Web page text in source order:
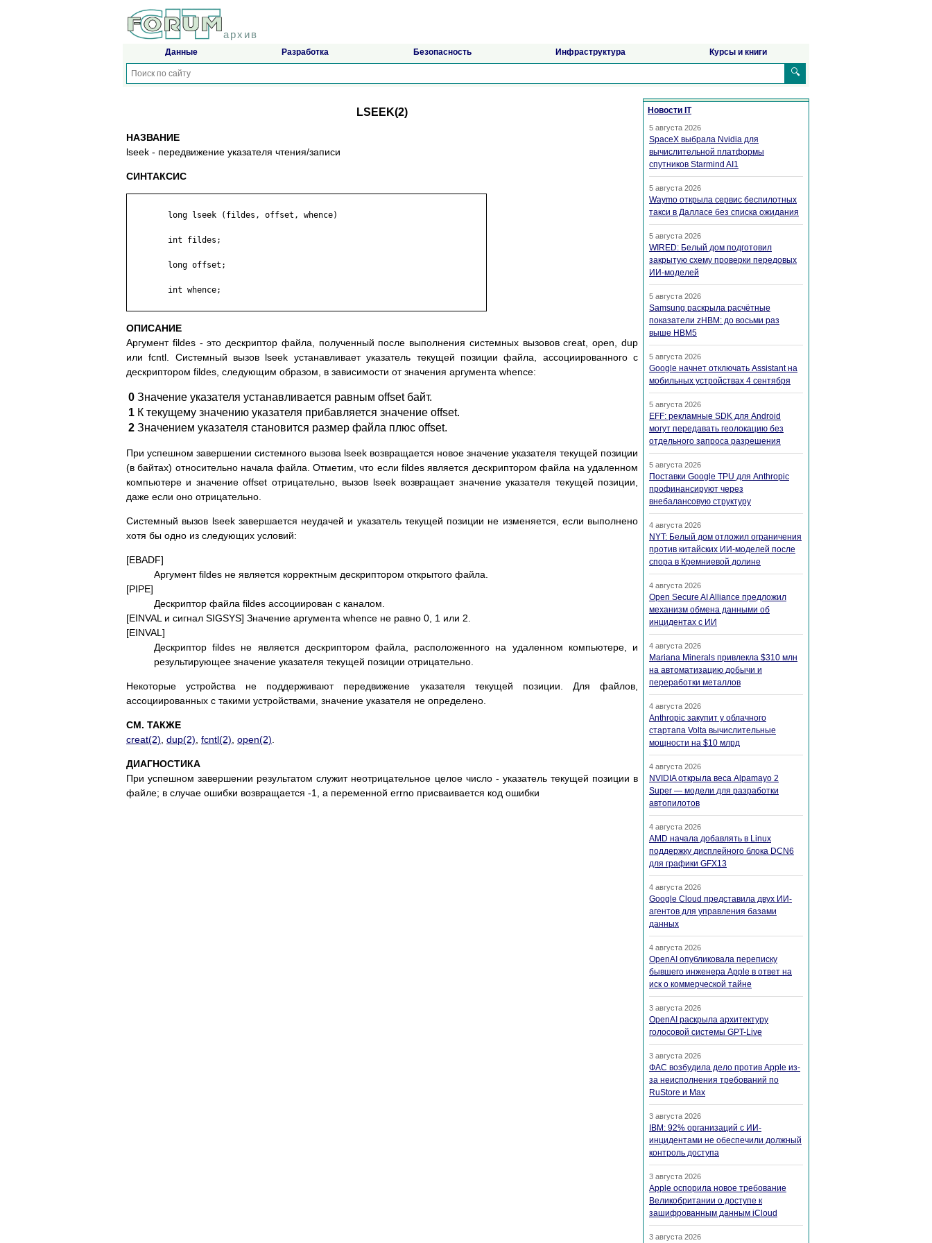
архив
Данные Разработка Безопасность Инфраструктура Курсы и книги
🔍
LSEEK(2)
НАЗВАНИЕ
lseek - передвижение указателя чтения/записи
СИНТАКСИС
        long lseek (fildes, offset, whence)
        int fildes;
        long offset;
        int whence;
ОПИСАНИЕ
Аргумент fildes - это дескриптор файла, полученный после выполнения системных вызовов creat, open, dup
или fcntl. Системный вызов lseek устанавливает указатель текущей позиции файла, ассоциированного с
дескриптором fildes, следующим образом, в зависимости от значения аргумента whence:
0 Значение указателя устанавливается равным offset байт.
1 К текущему значению указателя прибавляется значение offset.
2 Значением указателя становится размер файла плюс offset.
При успешном завершении системного вызова lseek возвращается новое значение указателя текущей позиции
(в байтах) относительно начала файла. Отметим, что если fildes является дескриптором файла на удаленном
компьютере и значение offset отрицательно, вызов lseek возвращает значение указателя текущей позиции,
даже если оно отрицательно.
Системный вызов lseek завершается неудачей и указатель текущей позиции не изменяется, если выполнено
хотя бы одно из следующих условий:
[EBADF]
Аргумент fildes не является корректным дескриптором открытого файла.
[PIPE]
Дескриптор файла fildes ассоциирован с каналом.
[EINVAL и сигнал SIGSYS] Значение аргумента whence не равно 0, 1 или 2.
[EINVAL]
Дескриптор fildes не является дескриптором файла, расположенного на удаленном компьютере, и
результирующее значение указателя текущей позиции отрицательно.
Некоторые устройства не поддерживают передвижение указателя текущей позиции. Для файлов,
ассоциированных с такими устройствами, значение указателя не определено.
СМ. ТАКЖЕ
creat(2) dup(2) fcntl(2) open(2)
ДИАГНОСТИКА
При успешном завершении результатом служит неотрицательное целое число - указатель текущей позиции в
файле; в случае ошибки возвращается -1, а переменной errno присваивается код ошибки
Новости IT
5 августа 2026
SpaceX выбрала Nvidia для
вычислительной платформы
спутников Starmind AI1
5 августа 2026
Waymo открыла сервис беспилотных
такси в Далласе без списка ожидания
5 августа 2026
WIRED: Белый дом подготовил
закрытую схему проверки передовых
ИИ-моделей
5 августа 2026
Samsung раскрыла расчётные
показатели zHBM: до восьми раз
выше HBM5
5 августа 2026
Google начнет отключать Assistant на
мобильных устройствах 4 сентября
5 августа 2026
EFF: рекламные SDK для Android
могут передавать геолокацию без
отдельного запроса разрешения
5 августа 2026
Поставки Google TPU для Anthropic
профинансируют через
внебалансовую структуру
4 августа 2026
NYT: Белый дом отложил ограничения
против китайских ИИ-моделей после
спора в Кремниевой долине
4 августа 2026
Open Secure AI Alliance предложил
механизм обмена данными об
инцидентах с ИИ
4 августа 2026
Mariana Minerals привлекла $310 млн
на автоматизацию добычи и
переработки металлов
4 августа 2026
Anthropic закупит у облачного
стартапа Volta вычислительные
мощности на $10 млрд
4 августа 2026
NVIDIA открыла веса Alpamayo 2
Super — модели для разработки
автопилотов
4 августа 2026
AMD начала добавлять в Linux
поддержку дисплейного блока DCN6
для графики GFX13
4 августа 2026
Google Cloud представила двух ИИ-
агентов для управления базами
данных
4 августа 2026
OpenAI опубликовала переписку
бывшего инженера Apple в ответ на
иск о коммерческой тайне
3 августа 2026
OpenAI раскрыла архитектуру
голосовой системы GPT-Live
3 августа 2026
ФАС возбудила дело против Apple из-
за неисполнения требований по
RuStore и Max
3 августа 2026
IBM: 92% организаций с ИИ-
инцидентами не обеспечили должный
контроль доступа
3 августа 2026
Apple оспорила новое требование
Великобритании о доступе к
зашифрованным данным iCloud
3 августа 2026